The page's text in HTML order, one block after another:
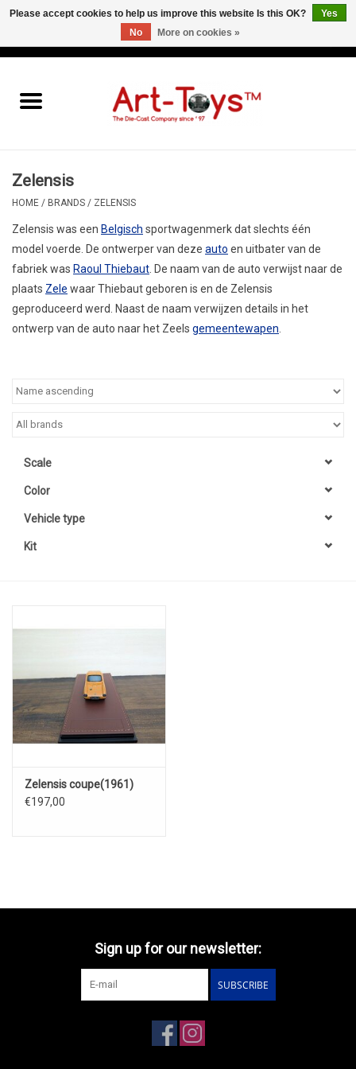
Zelensis
HOME / BRANDS / ZELENSIS
Zelensis was een Belgisch sportwagenmerk dat slechts één
model voerde. De ontwerper van deze auto en uitbater van de
fabriek was Raoul Thiebaut . De naam van de auto verwijst naar de
plaats Zele waar Thiebaut geboren is en de Zelensis
geproduceerd werd. Naast de naam verwijzen details in het
ontwerp van de auto naar het Zeels gemeentewapen
Scale
Color
Vehicle type
Kit
Zelensis coupe(1961)
€197,00
Sign up for our newsletter:
SUBSCRIBE
Please accept cookies to help us improve this website Is this OK?
Yes
No
More on cookies »